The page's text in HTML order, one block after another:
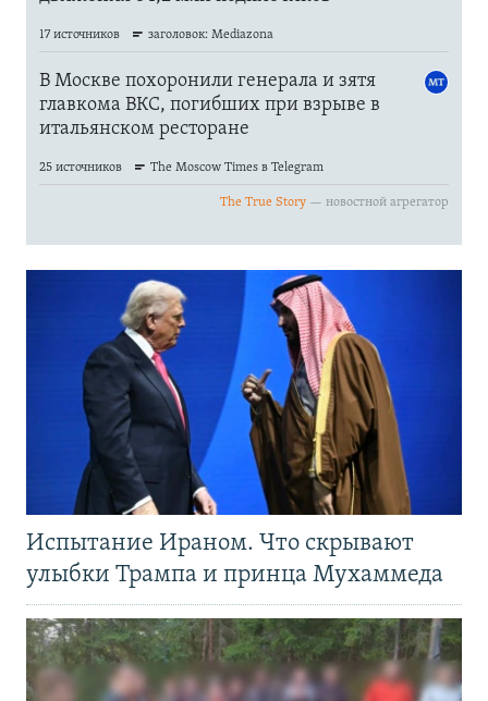
Испытание Ираном. Что скрывают
улыбки Трампа и принца Мухаммеда